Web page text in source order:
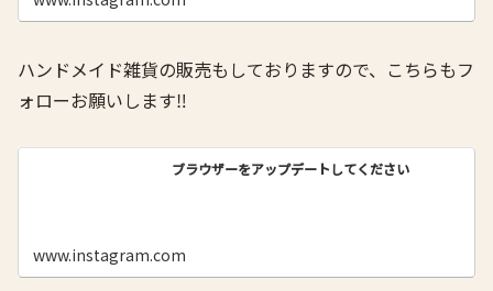
ハンドメイド雑貨の販売もしておりますので、こちらもフ
ォローお願いします‼️
ブラウザーをアップデートしてください
www.instagram.com